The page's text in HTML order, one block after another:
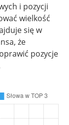
i pozycji
wielkość
się w
że
pozycje